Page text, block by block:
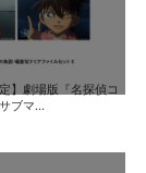
】劇場版『名探偵コ
ブマ...